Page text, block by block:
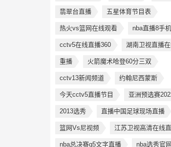
翡翠台直播 五星体育节目表
热火vs篮网在线观看 nba直播8手
cctv5在线直播360 湖南卫视直播
重播 火箭魔术哈登60分三双
cctv13新闻频道 约翰尼西蒙斯
今天cctv5直播节目 亚洲预选赛
2013选秀 直播中国足球现场直播
篮网Vs尼视频 江苏卫视高清在线
nba总决赛g5文字直播 nba选秀官网